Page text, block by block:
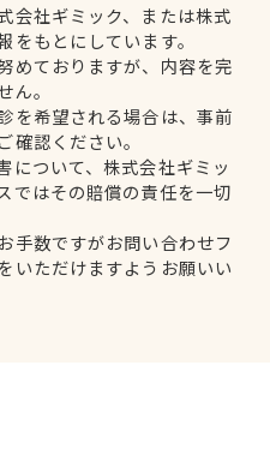
会社ギミック、または株式
もとにしています。
めておりますが、内容を完
ん。
を希望される場合は、事前
確認ください。
について、株式会社ギミッ
ではその賠償の責任を一切
手数ですがお問い合わせフ
いただけますようお願いい